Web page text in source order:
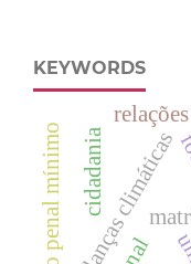
KEYWORDS
mudanças climáticas
direito penal mínimo cidadania